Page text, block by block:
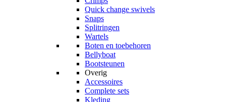
Quick change swivels
Snaps
Splitringen
Wartels
Boten en toebehoren
Bellyboat
Bootsteunen
Overig
Accessoires
Complete sets
Kleding